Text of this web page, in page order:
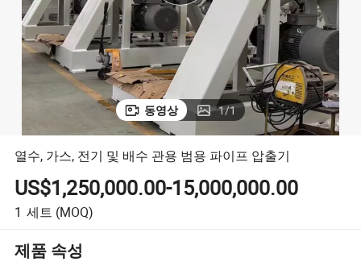
동영상 1/1
열수, 가스, 전기 및 배수 관용 범용 파이프 압출기
US$1,250,000.00-15,000,000.00
1 세트 (MOQ)
제품 속성